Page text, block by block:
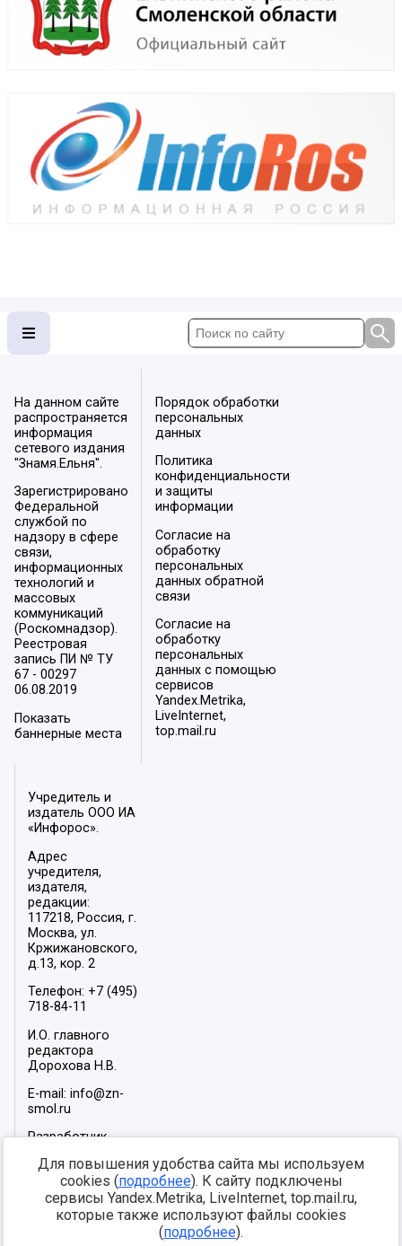
На данном сайте
распространяется
информация
сетевого издания
"Знамя.Ельня".
Зарегистрировано
Федеральной
службой по
надзору в сфере
связи,
информационных
технологий и
массовых
коммуникаций
(Роскомнадзор).
Реестровая
запись ПИ № ТУ
67 - 00297
06.08.2019
Показать
баннерные места
Порядок обработки
персональных
данных
Политика
конфиденциальности
и защиты
информации
Согласие на
обработку
персональных
данных обратной
связи
Согласие на
обработку
персональных
данных с помощью
сервисов
Yandex.Metrika,
LiveInternet,
top.mail.ru
Учредитель и
издатель ООО ИА
«Инфорос».
Адрес
учредителя,
издателя,
редакции:
117218, Россия, г.
Москва, ул.
Кржижановского,
д.13, кор. 2
Телефон: +7 (495)
718-84-11
И.О. главного
редактора
Дорохова Н.В.
E-mail: info@zn-
smol.ru
Разработчик
2026
Мы в социальных
сетях:
Для повышения удобства сайта мы используем
cookies (подробнее). К сайту подключены
сервисы Yandex.Metrika, LiveInternet, top.mail.ru,
которые также используют файлы cookies
(подробнее).